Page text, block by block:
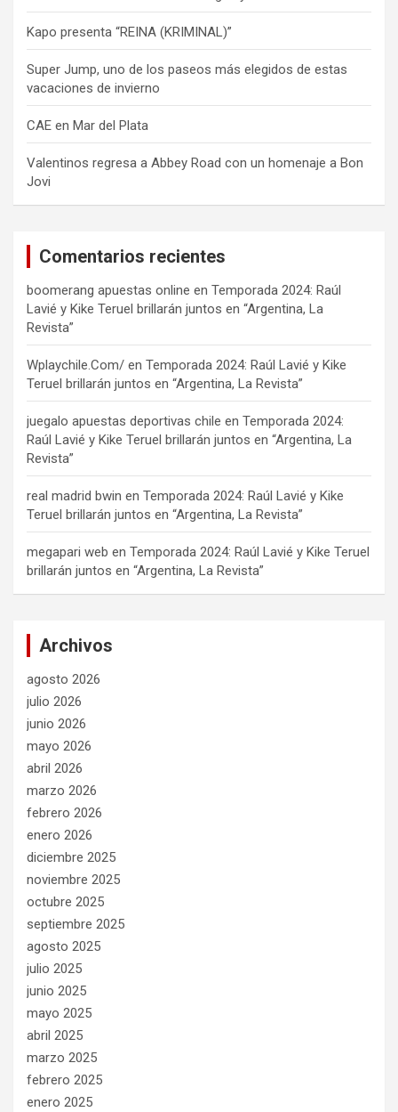
Kapo presenta “REINA (KRIMINAL)”
Super Jump, uno de los paseos más elegidos de estas
vacaciones de invierno
CAE en Mar del Plata
Valentinos regresa a Abbey Road con un homenaje a Bon
Jovi
Comentarios recientes
boomerang apuestas online en Temporada 2024: Raúl
Lavié y Kike Teruel brillarán juntos en “Argentina, La
Revista”
Wplaychile.Com/ en Temporada 2024: Raúl Lavié y Kike
Teruel brillarán juntos en “Argentina, La Revista”
juegalo apuestas deportivas chile en Temporada 2024:
Raúl Lavié y Kike Teruel brillarán juntos en “Argentina, La
Revista”
real madrid bwin en Temporada 2024: Raúl Lavié y Kike
Teruel brillarán juntos en “Argentina, La Revista”
megapari web en Temporada 2024: Raúl Lavié y Kike Teruel
brillarán juntos en “Argentina, La Revista”
Archivos
agosto 2026
julio 2026
junio 2026
mayo 2026
abril 2026
marzo 2026
febrero 2026
enero 2026
diciembre 2025
noviembre 2025
octubre 2025
septiembre 2025
agosto 2025
julio 2025
junio 2025
mayo 2025
abril 2025
marzo 2025
febrero 2025
enero 2025